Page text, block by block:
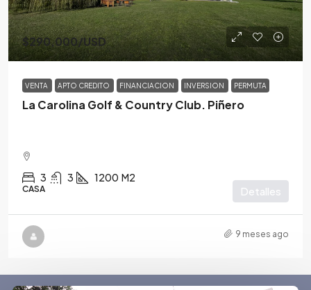
$290,000/USD
VENTA APTO CREDITO FINANCIACION INVERSION PERMUTA
La Carolina Golf & Country Club. Piñero
3 3 1200 M2
CASA Detalles
9 meses ago